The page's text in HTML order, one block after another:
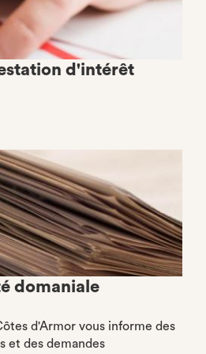
d'intérêt
domaniale
d'Armor vous informe des
et des demandes